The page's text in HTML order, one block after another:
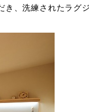
、洗練されたラグ